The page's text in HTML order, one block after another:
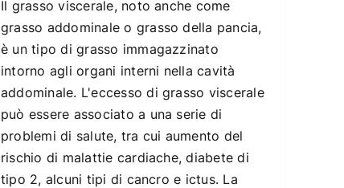
Il grasso viscerale, noto anche come
grasso addominale o grasso della pancia,
è un tipo di grasso immagazzinato
intorno agli organi interni nella cavità
addominale. L'eccesso di grasso viscerale
può essere associato a una serie di
problemi di salute, tra cui aumento del
rischio di malattie cardiache, diabete di
tipo 2, alcuni tipi di cancro e ictus. La